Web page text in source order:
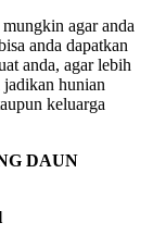
agar anda
anda dapatkan
anda, agar lebih
jadikan hunian
keluarga
DAUN